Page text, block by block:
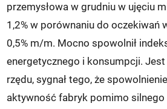
przemysłowa w grudniu w ujęciu
1,2% w porównaniu do oczekiwań
0,5% m/m. Mocno spowolnił
energetycznego i konsumpcji.
rzędu, sygnał tego, że
aktywność fabryk pomimo